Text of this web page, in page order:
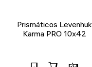
Prismáticos Levenhuk
Karma PRO 10x42